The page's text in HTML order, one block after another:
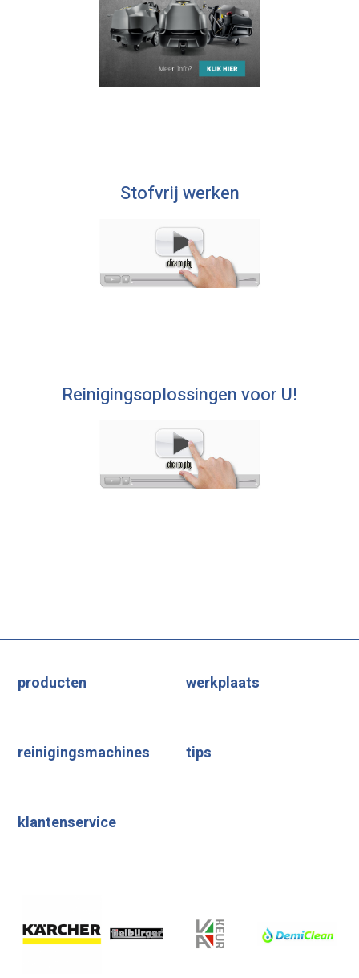
Stofvrij werken
Reinigingsoplossingen voor U!
producten werkplaats
reinigingsmachines tips
klantenservice